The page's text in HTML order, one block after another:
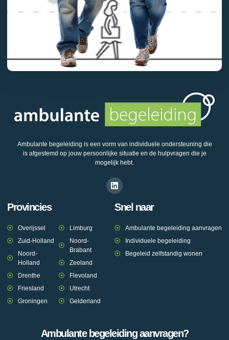
Ambulante begeleiding is een vorm van individuele ondersteuning die
is afgestemd op jouw persoonlijke situatie en de hulpvragen die je
mogelijk hebt.
Provincies
Overijssel
Zuid-Holland
Noord-
Holland
Drenthe
Friesland
Groningen
Limburg
Noord-
Brabant
Zeeland
Flevoland
Utrecht
Gelderland
Snel naar
Ambulante begeleiding aanvragen
Individuele begeleiding
Begeleid zelfstandig wonen
Ambulante begeleiding aanvragen?